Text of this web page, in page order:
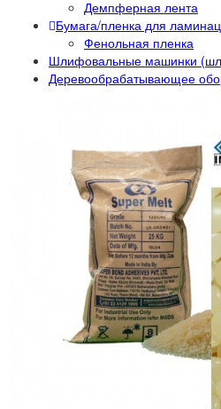
Демпферная лента
Бумага/пленка для
Фенольная пленка
Шлифовальные машинки
Деревообрабатывающее